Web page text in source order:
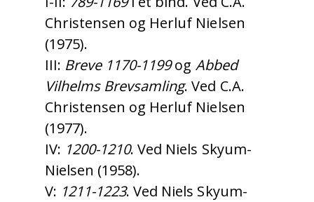
Christensen og Herluf Nielsen
(1975).
III: Breve 1170-1199og Abbed
Vilhelms Brevsamling. Ved C.A.
Christensen og Herluf Nielsen
(1977).
IV: 1200-1210. Ved Niels Skyum-
Nielsen (1958).
V: 1211-1223. Ved Niels Skyum-